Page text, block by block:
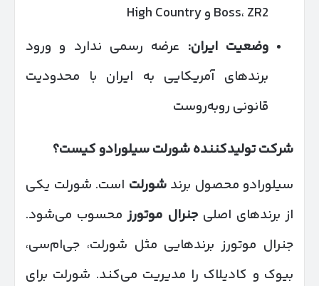
Boss، ZR2 و High Country
وضعیت ایران: عرضه رسمی ندارد و ورود
برندهای آمریکایی به ایران با محدودیت
قانونی روبه‌روست
شرکت تولیدکننده شورلت سیلورادو کیست؟
سیلورادو محصول برندشورلت است. شورلت یکی
از برندهای اصلیجنرال موتورزمحسوب می‌شود.
جنرال موتورز برندهایی مثل شورلت، جی‌ام‌سی،
بیوک و کادیلاک را مدیریت می‌کند. شورلت برای